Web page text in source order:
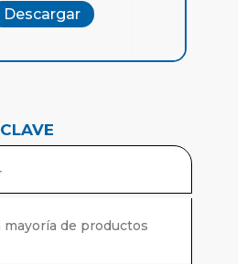
Descargar
mayoría de productos